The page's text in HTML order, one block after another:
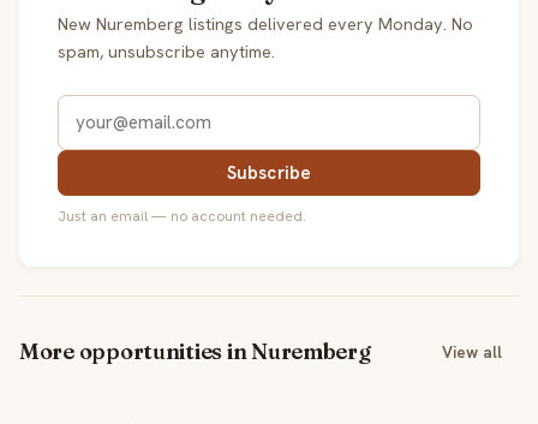
New Nuremberg listings delivered every Monday. No
spam, unsubscribe anytime.
Subscribe
Just an email — no account needed.
More opportunities in Nuremberg View all